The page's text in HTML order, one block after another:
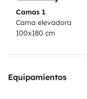
Camas 1
Cama elevadora
100x180 cm
Equipamientos